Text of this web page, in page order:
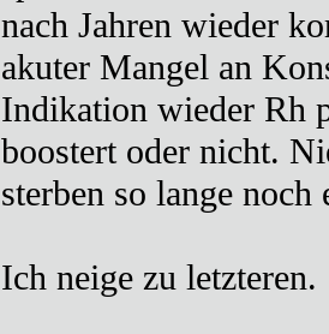
nach Jahren wieder
akuter Mangel an
Indikation wieder Rh
boostert oder nicht.
sterben so lange
Ich neige zu letzteren.